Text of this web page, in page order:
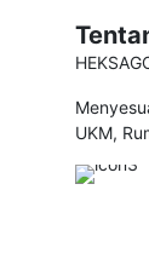
UKM,